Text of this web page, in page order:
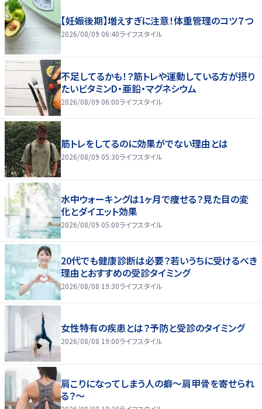
【妊娠後期】増えすぎに注意！体重管理のコツ７つ
2026/08/09 06:40ライフスタイル
不足してるかも！？筋トレや運動している方が摂り
たいビタミンD・亜鉛・マグネシウム
2026/08/09 06:00ライフスタイル
筋トレをしてるのに効果がでない理由とは
2026/08/09 05:30ライフスタイル
水中ウォーキングは1ヶ月で痩せる？見た目の変
化とダイエット効果
2026/08/09 05:00ライフスタイル
20代でも健康診断は必要？若いうちに受けるべき
理由とおすすめの受診タイミング
2026/08/08 19:30ライフスタイル
女性特有の疾患とは？予防と受診のタイミング
2026/08/08 19:00ライフスタイル
肩こりになってしまう人の癖～肩甲骨を寄せられ
る？～